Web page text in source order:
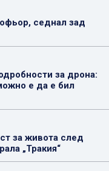
седнал зад
за дрона:
е да е бил
за живота след
„Тракия“